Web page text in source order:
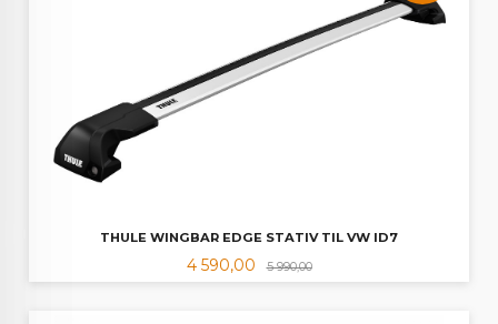
THULE WINGBAR EDGE STATIV TIL VW ID7
Tilbud
4 590,00 5 990,00Rabatt